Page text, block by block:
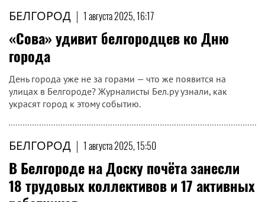
БЕЛГОРОД | 1 августа 2025, 16:17
«Сова» удивит белгородцев ко Дню
города
День города уже не за горами — что же появится на
улицах в Белгороде? Журналисты Бел.ру узнали, как
украсят город к этому событию.
БЕЛГОРОД | 1 августа 2025, 15:50
В Белгороде на Доску почёта занесли
18 трудовых коллективов и 17 активных